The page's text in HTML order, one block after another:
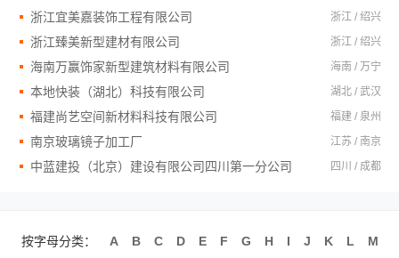
浙江宜美嘉装饰工程有限公司 浙江 / 绍兴
浙江臻美新型建材有限公司 浙江 / 绍兴
海南万赢饰家新型建筑材料有限公司 海南 / 万宁
本地快装（湖北）科技有限公司 湖北 / 武汉
福建尚艺空间新材料科技有限公司 福建 / 泉州
南京玻璃镜子加工厂 江苏 / 南京
中蓝建投（北京）建设有限公司四川第一分公司 四川 / 成都
按字母分类： A B C D E F G H I J K L
M